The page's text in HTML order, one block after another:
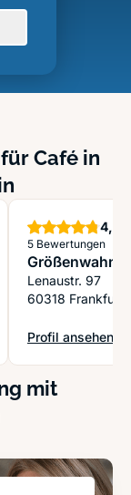
Café in
4,8
5 Bewertungen
Größenwahn
Lenaustr. 97
60318 Frankfurt
Profil ansehen
: Größenwahn
mit